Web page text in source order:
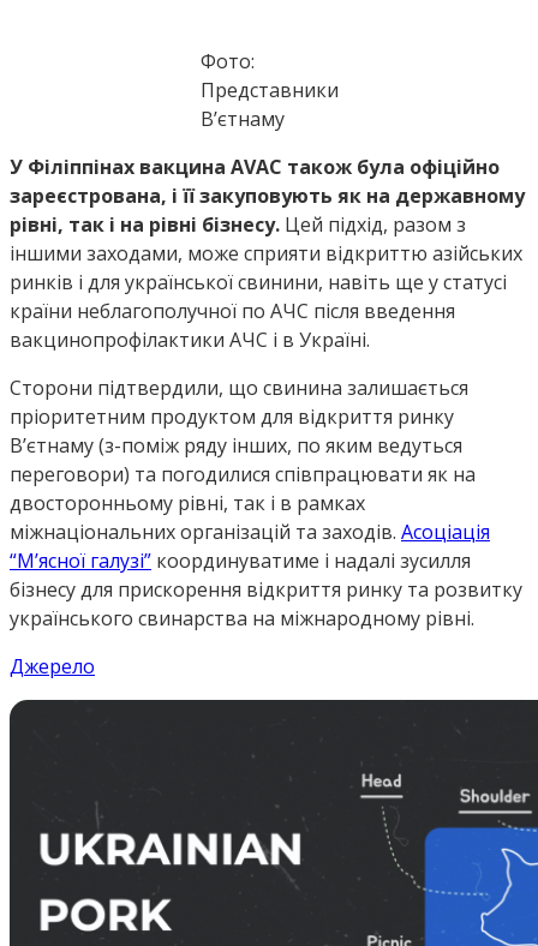
Фото:
Представники
В’єтнаму
У Філіппінах вакцина AVAC також була офіційно
зареєстрована, і її закуповують як на державному
рівні, так і на рівні бізнесу. Цей підхід, разом з
іншими заходами, може сприяти відкриттю азійських
ринків і для української свинини, навіть ще у статусі
країни неблагополучної по АЧС після введення
вакцинопрофілактики АЧС і в Україні.
Сторони підтвердили, що свинина залишається
пріоритетним продуктом для відкриття ринку
В’єтнаму (з-поміж ряду інших, по яким ведуться
переговори) та погодилися співпрацювати як на
двосторонньому рівні, так і в рамках
міжнаціональних організацій та заходів. Асоціація
“М’ясної галузі” координуватиме і надалі зусилля
бізнесу для прискорення відкриття ринку та розвитку
українського свинарства на міжнародному рівні.
Джерело